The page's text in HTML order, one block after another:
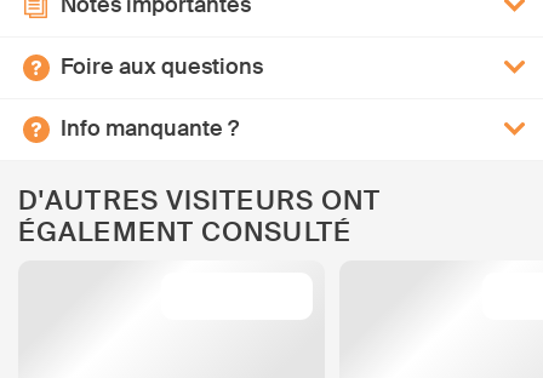
Foire aux questions
Info manquante ?
D'AUTRES VISITEURS ONT
ÉGALEMENT CONSULTÉ